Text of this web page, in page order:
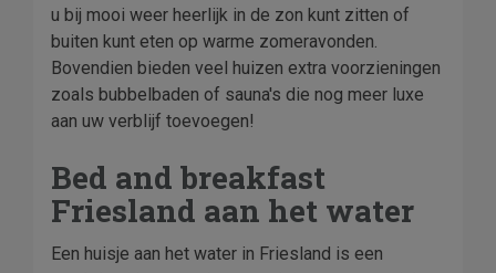
u bij mooi weer heerlijk in de zon kunt zitten of
buiten kunt eten op warme zomeravonden.
Bovendien bieden veel huizen extra voorzieningen
zoals bubbelbaden of sauna's die nog meer luxe
aan uw verblijf toevoegen!
Bed and breakfast
Friesland aan het water
Een huisje aan het water in Friesland is een